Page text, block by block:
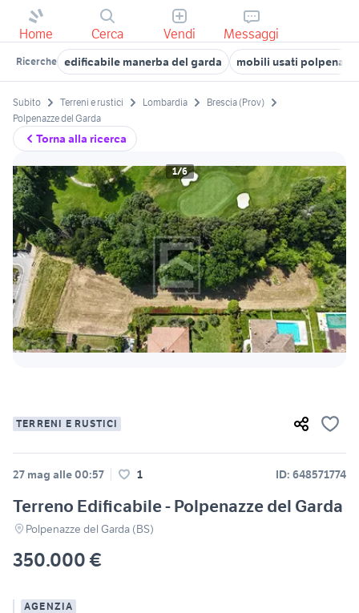
Home Cerca Vendi Messaggi
Ricerche edificabile manerba del garda mobili usati
Torna alla ricerca
Subito Terreni e rustici Lombardia
Brescia (Prov)
Polpenazze del Garda
1/6
TERRENI E RUSTICI
27 mag alle 00:57 1 ID: 648571774
Terreno Edificabile - Polpenazze del Garda
Polpenazze del Garda (BS)
350.000 €
AGENZIA